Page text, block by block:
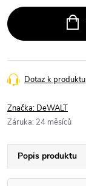
Dotaz k produktu
Značka: DeWALT
Záruka: 24 měsíců
Popis produktu